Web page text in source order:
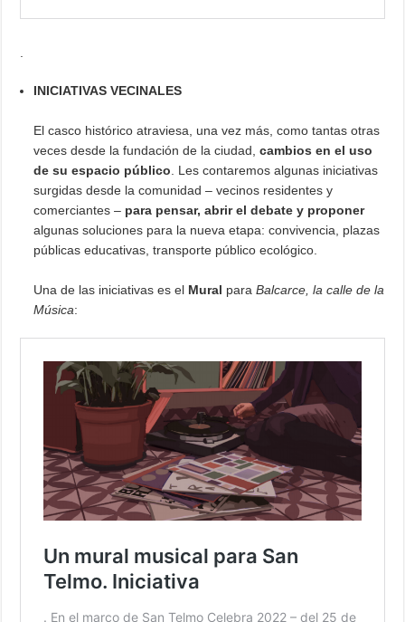
INICIATIVAS VECINALES
El casco histórico atraviesa, una vez más, como tantas otras
veces desde la fundación de la ciudad,cambios en el uso
de su espacio público . Les contaremos algunas iniciativas
surgidas desde la comunidad – vecinos residentes y
comerciantes – para pensar, abrir el debate y proponer
algunas soluciones para la nueva etapa: convivencia, plazas
públicas educativas, transporte público ecológico.
Una de las iniciativas es el Mural paraBalcarce, la calle de la
Música: